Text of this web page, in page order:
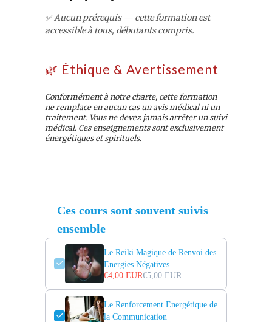
✅ Aucun prérequis — cette formation est
accessible à tous, débutants compris.
🌿 Éthique & Avertissement
Conformément à notre charte, cette formation
ne remplace en aucun cas un avis médical ni un
traitement. Vous ne devez jamais arrêter un suivi
médical. Ces enseignements sont exclusivement
énergétiques et spirituels.
Ces cours sont souvent suivis
ensemble
Le Reiki Magique de Renvoi des
Energies Négatives
€4,00 EUR€5,00 EUR
Le Renforcement Energétique de
la Communication